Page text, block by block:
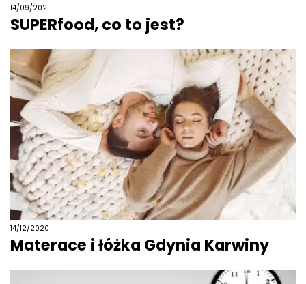
14/09/2021
SUPERfood, co to jest?
14/12/2020
Materace i łóżka Gdynia Karwiny